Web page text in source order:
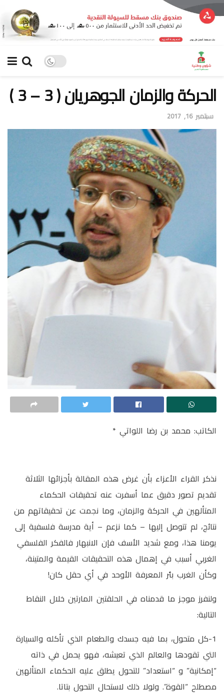
الحركة والزمان الجوهريان ( 3 – 3 )
سبتمبر 16, 2017
الكاتب: محمد بن رضا اللواتي *
نذكر القراء الأعزاء بأن غرض هذه المقالة بأجزائها الثلاثة
تقديم تصور دقيق عما أسفرت عنه تحقيقات الحكماء
المتألهين في الحركة والزمان، وما نجمت عن تحقيقاتهم من
نتائج، لم تتوصل إليها – كما نزعم – أية مدرسة فلسفية إلى
يومنا هذا، ومع شديد الأسف فإن الانبهار فالفكر الفلسفي
الغربي أسبب في إهمال هذه التحقيقات القيمة والمتينة،
وكأن الغرب بئر المعرفة الأوحد في أي حقل كان!
ولنفرز موجز ما قدمناه في الحلقتين المارتين خلال النقاط
التالية:
1-كل متحول، بما فيه جسدك والطعام الذي تأكله والسيارة
التي تقودها والعالم الذي تعيشه، فهو يحمل في ذاته
“إمكانية” و “استعداد” للتحول يطلق عليه الحكماء المتألهين
مصطلح “القوة”. ولولا ذلك لاستحال التحول بتاتا.